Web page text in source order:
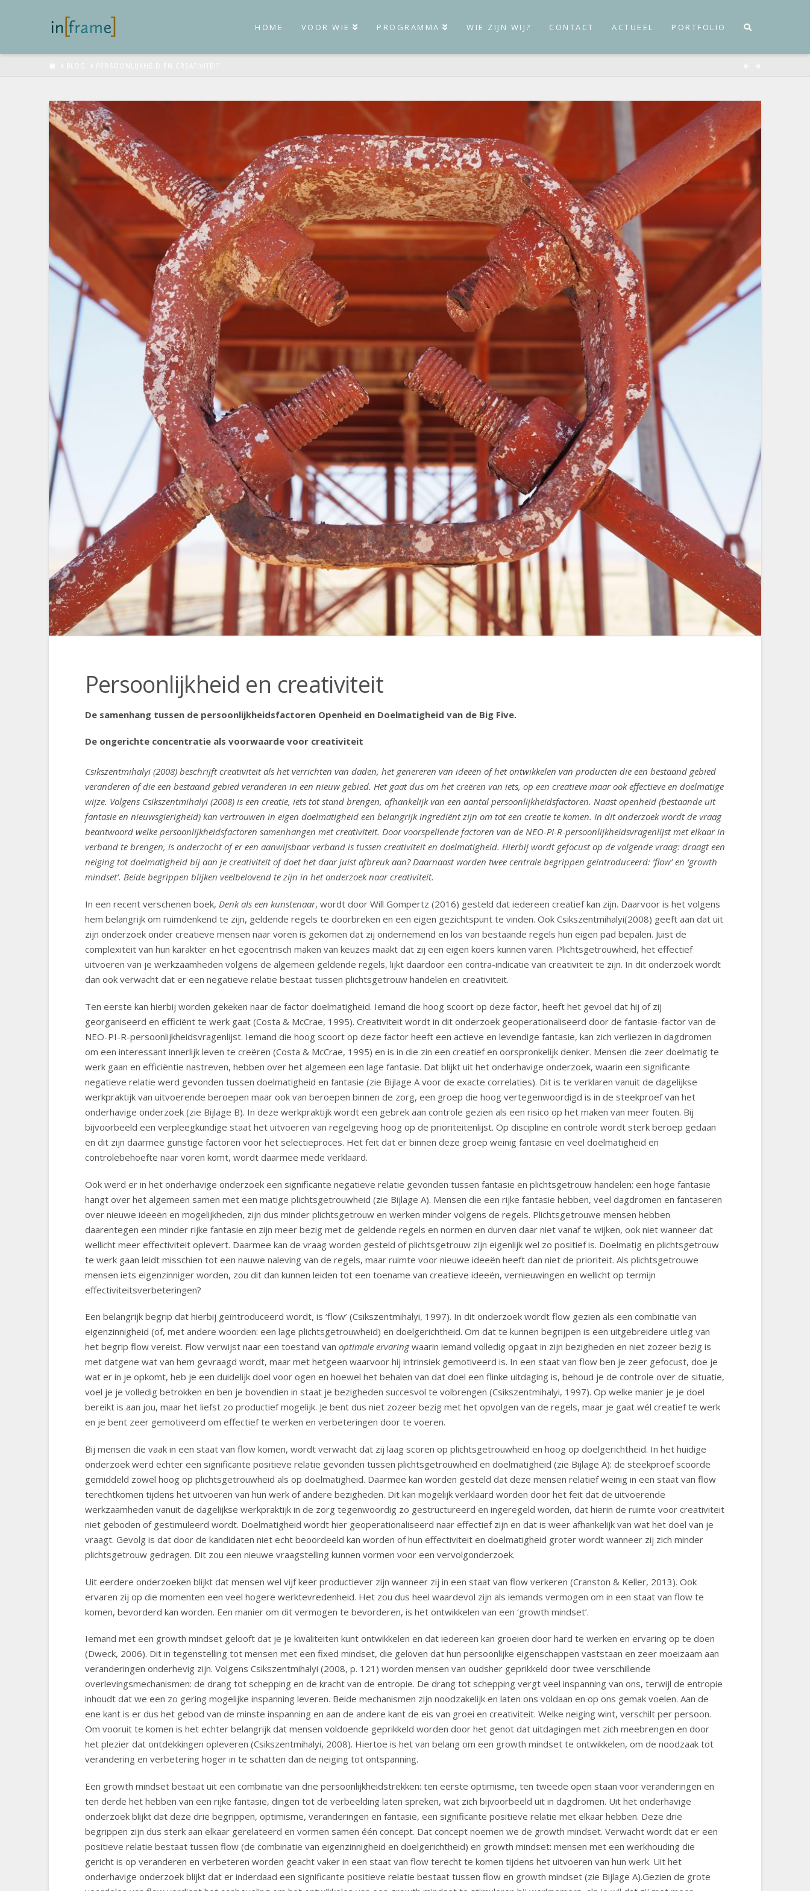
HOME VOOR WIE PROGRAMMA WIE ZIJN WIJ? CONTACT ACTUEEL PORTFOLIO
Persoonlijkheid en creativiteit
De samenhang tussen de persoonlijkheidsfactoren Openheid en Doelmatigheid van de Big Five.
De ongerichte concentratie als voorwaarde voor creativiteit
Csikszentmihalyi (2008) beschrijft creativiteit als het verrichten van daden, het genereren van ideeën of het ontwikkelen van producten die een bestaand gebied
veranderen of die een bestaand gebied veranderen in een nieuw gebied. Het gaat dus om het creëren van iets, op een creatieve maar ook effectieve en doelmatige
wijze. Volgens Csikszentmihalyi (2008) is een creatie, iets tot stand brengen, afhankelijk van een aantal persoonlijkheidsfactoren. Naast openheid (bestaande uit
fantasie en nieuwsgierigheid) kan vertrouwen in eigen doelmatigheid een belangrijk ingrediënt zijn om tot een creatie te komen. In dit onderzoek wordt de vraag
beantwoord welke persoonlijkheidsfactoren samenhangen met creativiteit. Door voorspellende factoren van de NEO-PI-R-persoonlijkheidsvragenlijst met elkaar in
verband te brengen, is onderzocht of er een aanwijsbaar verband is tussen creativiteit en doelmatigheid. Hierbij wordt gefocust op de volgende vraag: draagt een
neiging tot doelmatigheid bij aan je creativiteit of doet het daar juist afbreuk aan? Daarnaast worden twee centrale begrippen geïntroduceerd: ‘flow’ en ‘growth
mindset’. Beide begrippen blijken veelbelovend te zijn in het onderzoek naar creativiteit.
In een recent verschenen boek, Denk als een kunstenaar, wordt door Will Gompertz (2016) gesteld dat iedereen creatief kan zijn. Daarvoor is het volgens
hem belangrijk om ruimdenkend te zijn, geldende regels te doorbreken en een eigen gezichtspunt te vinden. Ook Csikszentmihalyi(2008) geeft aan dat uit
zijn onderzoek onder creatieve mensen naar voren is gekomen dat zij ondernemend en los van bestaande regels hun eigen pad bepalen. Juist de
complexiteit van hun karakter en het egocentrisch maken van keuzes maakt dat zij een eigen koers kunnen varen. Plichtsgetrouwheid, het effectief
uitvoeren van je werkzaamheden volgens de algemeen geldende regels, lijkt daardoor een contra-indicatie van creativiteit te zijn. In dit onderzoek wordt
dan ook verwacht dat er een negatieve relatie bestaat tussen plichtsgetrouw handelen en creativiteit.
Ten eerste kan hierbij worden gekeken naar de factor doelmatigheid. Iemand die hoog scoort op deze factor, heeft het gevoel dat hij of zij
georganiseerd en efficiënt te werk gaat (Costa & McCrae, 1995). Creativiteit wordt in dit onderzoek geoperationaliseerd door de fantasie-factor van de
NEO-PI-R-persoonlijkheidsvragenlijst. Iemand die hoog scoort op deze factor heeft een actieve en levendige fantasie, kan zich verliezen in dagdromen
om een interessant innerlijk leven te creëren (Costa & McCrae, 1995) en is in die zin een creatief en oorspronkelijk denker. Mensen die zeer doelmatig te
werk gaan en efficiëntie nastreven, hebben over het algemeen een lage fantasie. Dat blijkt uit het onderhavige onderzoek, waarin een significante
negatieve relatie werd gevonden tussen doelmatigheid en fantasie (zie Bijlage A voor de exacte correlaties). Dit is te verklaren vanuit de dagelijkse
werkpraktijk van uitvoerende beroepen maar ook van beroepen binnen de zorg, een groep die hoog vertegenwoordigd is in de steekproef van het
onderhavige onderzoek (zie Bijlage B). In deze werkpraktijk wordt een gebrek aan controle gezien als een risico op het maken van meer fouten. Bij
bijvoorbeeld een verpleegkundige staat het uitvoeren van regelgeving hoog op de prioriteitenlijst. Op discipline en controle wordt sterk beroep gedaan
en dit zijn daarmee gunstige factoren voor het selectieproces. Het feit dat er binnen deze groep weinig fantasie en veel doelmatigheid en
controlebehoefte naar voren komt, wordt daarmee mede verklaard.
Ook werd er in het onderhavige onderzoek een significante negatieve relatie gevonden tussen fantasie en plichtsgetrouw handelen: een hoge fantasie
hangt over het algemeen samen met een matige plichtsgetrouwheid (zie Bijlage A). Mensen die een rijke fantasie hebben, veel dagdromen en fantaseren
over nieuwe ideeën en mogelijkheden, zijn dus minder plichtsgetrouw en werken minder volgens de regels. Plichtsgetrouwe mensen hebben
daarentegen een minder rijke fantasie en zijn meer bezig met de geldende regels en normen en durven daar niet vanaf te wijken, ook niet wanneer dat
wellicht meer effectiviteit oplevert. Daarmee kan de vraag worden gesteld of plichtsgetrouw zijn eigenlijk wel zo positief is. Doelmatig en plichtsgetrouw
te werk gaan leidt misschien tot een nauwe naleving van de regels, maar ruimte voor nieuwe ideeën heeft dan niet de prioriteit. Als plichtsgetrouwe
mensen iets eigenzinniger worden, zou dit dan kunnen leiden tot een toename van creatieve ideeën, vernieuwingen en wellicht op termijn
effectiviteitsverbeteringen?
Een belangrijk begrip dat hierbij geïntroduceerd wordt, is ‘flow’ (Csikszentmihalyi, 1997). In dit onderzoek wordt flow gezien als een combinatie van
eigenzinnigheid (of, met andere woorden: een lage plichtsgetrouwheid) en doelgerichtheid. Om dat te kunnen begrijpen is een uitgebreidere uitleg van
het begrip flow vereist. Flow verwijst naar een toestand van optimale ervaringwaarin iemand volledig opgaat in zijn bezigheden en niet zozeer bezig is
met datgene wat van hem gevraagd wordt, maar met hetgeen waarvoor hij intrinsiek gemotiveerd is. In een staat van flow ben je zeer gefocust, doe je
wat er in je opkomt, heb je een duidelijk doel voor ogen en hoewel het behalen van dat doel een flinke uitdaging is, behoud je de controle over de situatie,
voel je je volledig betrokken en ben je bovendien in staat je bezigheden succesvol te volbrengen (Csikszentmihalyi, 1997). Op welke manier je je doel
bereikt is aan jou, maar het liefst zo productief mogelijk. Je bent dus niet zozeer bezig met het opvolgen van de regels, maar je gaat wél creatief te werk
en je bent zeer gemotiveerd om effectief te werken en verbeteringen door te voeren.
Bij mensen die vaak in een staat van flow komen, wordt verwacht dat zij laag scoren op plichtsgetrouwheid en hoog op doelgerichtheid. In het huidige
onderzoek werd echter een significante positieve relatie gevonden tussen plichtsgetrouwheid en doelmatigheid (zie Bijlage A): de steekproef scoorde
gemiddeld zowel hoog op plichtsgetrouwheid als op doelmatigheid. Daarmee kan worden gesteld dat deze mensen relatief weinig in een staat van flow
terechtkomen tijdens het uitvoeren van hun werk of andere bezigheden. Dit kan mogelijk verklaard worden door het feit dat de uitvoerende
werkzaamheden vanuit de dagelijkse werkpraktijk in de zorg tegenwoordig zo gestructureerd en ingeregeld worden, dat hierin de ruimte voor creativiteit
niet geboden of gestimuleerd wordt. Doelmatigheid wordt hier geoperationaliseerd naar effectief zijn en dat is weer afhankelijk van wat het doel van je
vraagt. Gevolg is dat door de kandidaten niet echt beoordeeld kan worden of hun effectiviteit en doelmatigheid groter wordt wanneer zij zich minder
plichtsgetrouw gedragen. Dit zou een nieuwe vraagstelling kunnen vormen voor een vervolgonderzoek.
Uit eerdere onderzoeken blijkt dat mensen wel vijf keer productiever zijn wanneer zij in een staat van flow verkeren (Cranston & Keller, 2013). Ook
ervaren zij op die momenten een veel hogere werktevredenheid. Het zou dus heel waardevol zijn als iemands vermogen om in een staat van flow te
komen, bevorderd kan worden. Een manier om dit vermogen te bevorderen, is het ontwikkelen van een ‘growth mindset’.
Iemand met een growth mindset gelooft dat je je kwaliteiten kunt ontwikkelen en dat iedereen kan groeien door hard te werken en ervaring op te doen
(Dweck, 2006). Dit in tegenstelling tot mensen met een fixed mindset, die geloven dat hun persoonlijke eigenschappen vaststaan en zeer moeizaam aan
veranderingen onderhevig zijn. Volgens Csikszentmihalyi (2008, p. 121) worden mensen van oudsher geprikkeld door twee verschillende
overlevingsmechanismen: de drang tot schepping en de kracht van de entropie. De drang tot schepping vergt veel inspanning van ons, terwijl de entropie
inhoudt dat we een zo gering mogelijke inspanning leveren. Beide mechanismen zijn noodzakelijk en laten ons voldaan en op ons gemak voelen. Aan de
ene kant is er dus het gebod van de minste inspanning en aan de andere kant de eis van groei en creativiteit. Welke neiging wint, verschilt per persoon.
Om vooruit te komen is het echter belangrijk dat mensen voldoende geprikkeld worden door het genot dat uitdagingen met zich meebrengen en door
het plezier dat ontdekkingen opleveren (Csikszentmihalyi, 2008). Hiertoe is het van belang om een growth mindset te ontwikkelen, om de noodzaak tot
verandering en verbetering hoger in te schatten dan de neiging tot ontspanning.
Een growth mindset bestaat uit een combinatie van drie persoonlijkheidstrekken: ten eerste optimisme, ten tweede open staan voor veranderingen en
ten derde het hebben van een rijke fantasie, dingen tot de verbeelding laten spreken, wat zich bijvoorbeeld uit in dagdromen. Uit het onderhavige
onderzoek blijkt dat deze drie begrippen, optimisme, veranderingen en fantasie, een significante positieve relatie met elkaar hebben. Deze drie
begrippen zijn dus sterk aan elkaar gerelateerd en vormen samen één concept. Dat concept noemen we de growth mindset. Verwacht wordt dat er een
positieve relatie bestaat tussen flow (de combinatie van eigenzinnigheid en doelgerichtheid) en growth mindset: mensen met een werkhouding die
gericht is op veranderen en verbeteren worden geacht vaker in een staat van flow terecht te komen tijdens het uitvoeren van hun werk. Uit het
onderhavige onderzoek blijkt dat er inderdaad een significante positieve relatie bestaat tussen flow en growth mindset (zie Bijlage A).Gezien de grote